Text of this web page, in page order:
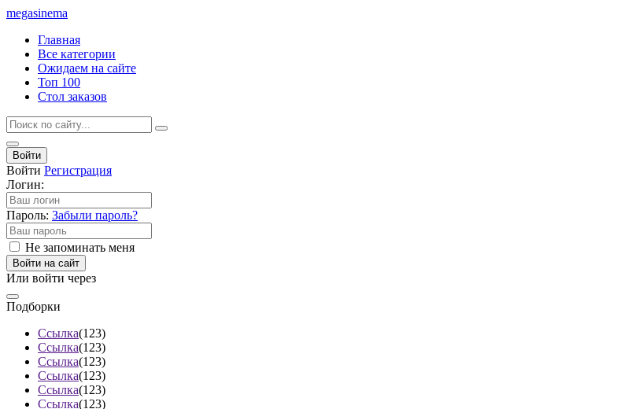
megasinema
Главная
Все категории
Ожидаем на сайте
Топ 100
Стол заказов
Войти
Войти Регистрация
Логин:
Пароль: Забыли пароль?
Не запоминать меня
Войти на сайт
Или войти через
Подборки
Ссылка(123)
Ссылка(123)
Ссылка(123)
Ссылка(123)
Ссылка(123)
Ссылка(123)